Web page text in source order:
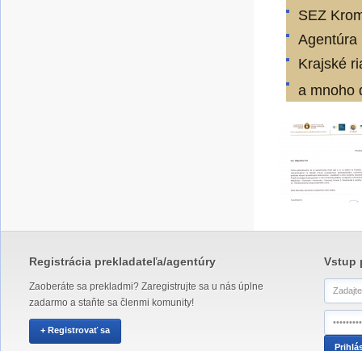
SEZ
Agentúra
Krajské
a
Registrácia prekladateľa/agentúry
Zaoberáte sa prekladmi? Zaregistrujte sa u nás úplne
zadarmo a staňte sa členmi komunity!
+ Registrovať sa
Vstup